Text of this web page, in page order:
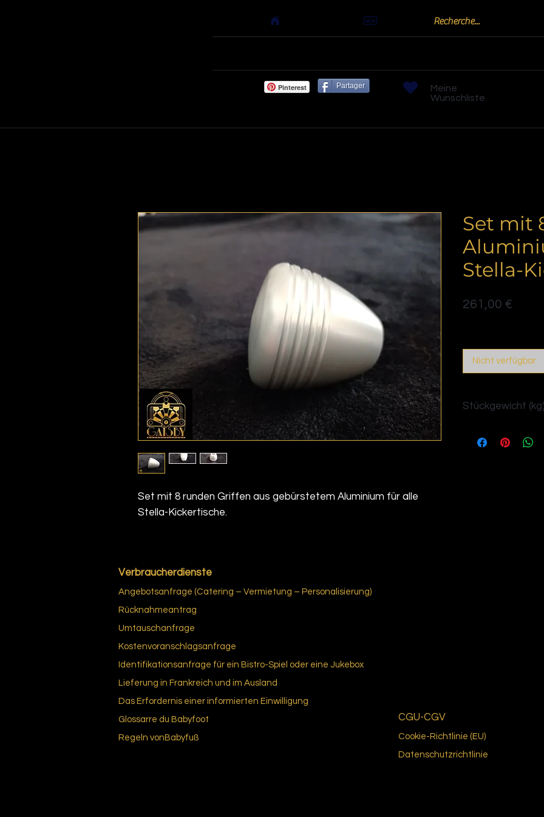
Pinterest Partager
Meine
Wunschliste
Set mit 8 runden Griffen aus gebürstetem Aluminium für alle
Stella-Kickertische.
Set mit
Stella-
261,00 €
Nicht verfügbar
Stückgewicht
Verbraucherdienste
Angebotsanfrage (Catering – Vermietung – Personalisierung)
Rücknahmeantrag
Umtauschanfrage
Kostenvoranschlagsanfrage
Identifikationsanfrage für ein Bistro-Spiel oder eine Jukebox
Lieferung in Frankreich und im Ausland
Das Erfordernis einer informierten Einwilligung
Glossarre du Babyfoot
Regeln von Babyfuß
CGU-CGV
Cookie-Richtlinie (EU)
Datenschutzrichtlinie